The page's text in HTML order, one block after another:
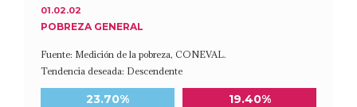
01.02.02
POBREZA GENERAL
Fuente: Medición de la pobreza, CONEVAL.
Tendencia deseada: Descendente
23.70% Meta a 2030
19.40%